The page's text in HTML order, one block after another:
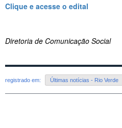
Clique e acesse o edital
Diretoria de Comunicação Social
registrado em: Últimas notícias - Rio Verde